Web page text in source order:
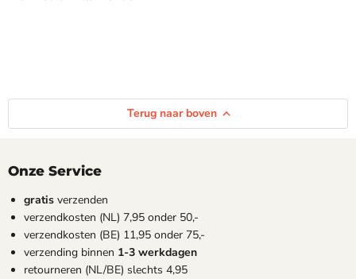
Terug naar boven
Onze Service
gratis verzenden
verzendkosten (NL) 7,95 onder 50,-
verzendkosten (BE) 11,95 onder 75,-
verzending binnen 1-3 werkdagen
retourneren (NL/BE) slechts 4,95